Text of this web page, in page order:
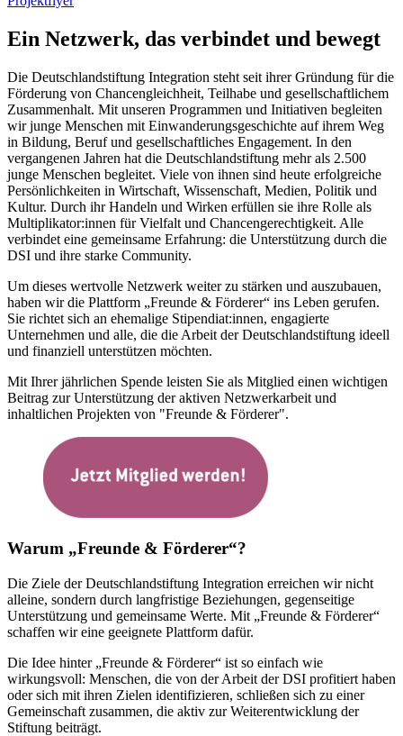
Ein Netzwerk, das verbindet und bewegt
Die Deutschlandstiftung Integration steht seit ihrer Gründung für die
Förderung von Chancengleichheit, Teilhabe und gesellschaftlichem
Zusammenhalt. Mit unseren Programmen und Initiativen begleiten
wir junge Menschen mit Einwanderungsgeschichte auf ihrem Weg
in Bildung, Beruf und gesellschaftliches Engagement. In den
vergangenen Jahren hat die Deutschlandstiftung mehr als 2.500
junge Menschen begleitet. Viele von ihnen sind heute erfolgreiche
Persönlichkeiten in Wirtschaft, Wissenschaft, Medien, Politik und
Kultur. Durch ihr Handeln und Wirken erfüllen sie ihre Rolle als
Multiplikator:innen für Vielfalt und Chancengerechtigkeit. Alle
verbindet eine gemeinsame Erfahrung: die Unterstützung durch die
DSI und ihre starke Community.
Um dieses wertvolle Netzwerk weiter zu stärken und auszubauen,
haben wir die Plattform „Freunde & Förderer“ ins Leben gerufen.
Sie richtet sich an ehemalige Stipendiat:innen, engagierte
Unternehmen und alle, die die Arbeit der Deutschlandstiftung ideell
und finanziell unterstützen möchten.
Mit Ihrer jährlichen Spende leisten Sie als Mitglied einen wichtigen
Beitrag zur Unterstützung der aktiven Netzwerkarbeit und
inhaltlichen Projekten von "Freunde & Förderer".
Warum „Freunde & Förderer“?
Die Ziele der Deutschlandstiftung Integration erreichen wir nicht
alleine, sondern durch langfristige Beziehungen, gegenseitige
Unterstützung und gemeinsame Werte. Mit „Freunde & Förderer“
schaffen wir eine geeignete Plattform dafür.
Die Idee hinter „Freunde & Förderer“ ist so einfach wie
wirkungsvoll: Menschen, die von der Arbeit der DSI profitiert haben
oder sich mit ihren Zielen identifizieren, schließen sich zu einer
Gemeinschaft zusammen, die aktiv zur Weiterentwicklung der
Stiftung beiträgt.